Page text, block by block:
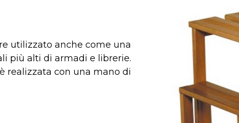
utilizzato anche come una
più alti di armadi e librerie.
realizzata con una mano di